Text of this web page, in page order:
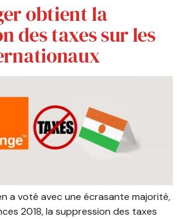
obtient la
des taxes sur les
a voté avec une écrasante majorité,
2018, la suppression des taxes